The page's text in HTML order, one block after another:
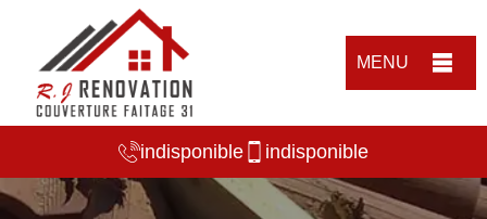
MENU
indisponible indisponible